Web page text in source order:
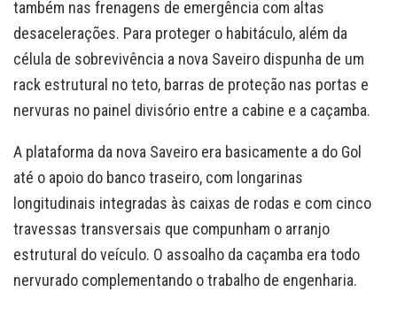
também nas frenagens de emergência com altas
desacelerações. Para proteger o habitáculo, além da
célula de sobrevivência a nova Saveiro dispunha de um
rack estrutural no teto, barras de proteção nas portas e
nervuras no painel divisório entre a cabine e a caçamba.
A plataforma da nova Saveiro era basicamente a do Gol
até o apoio do banco traseiro, com longarinas
longitudinais integradas às caixas de rodas e com cinco
travessas transversais que compunham o arranjo
estrutural do veículo. O assoalho da caçamba era todo
nervurado complementando o trabalho de engenharia.